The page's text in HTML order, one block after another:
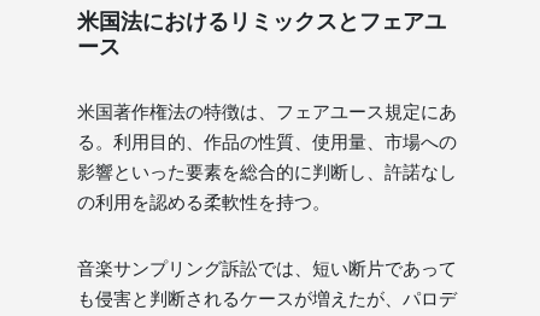
米国法におけるリミックスとフェアユ
ース
米国著作権法の特徴は、フェアユース規定にあ
る。利用目的、作品の性質、使用量、市場への
影響といった要素を総合的に判断し、許諾なし
の利用を認める柔軟性を持つ。
音楽サンプリング訴訟では、短い断片であって
も侵害と判断されるケースが増えたが、パロデ